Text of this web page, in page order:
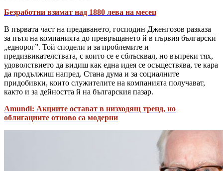
Безработни взимат над 1880 лева на месец
В първата част на предаването, господин Дженгозов разказа
за пътя на компанията до превръщането й в първия български
„еднорог”. Той сподели и за проблемите и
предизвикателствата, с които се е сблъсквал, но въпреки тях,
удоволствието да видиш как една идея се осъществява, те кара
да продължиш напред. Стана дума и за социалните
придобивки, които служителите на компанията получават,
както и за дейността й на българския пазар.
Amundi: Акциите остават в низходящ тренд, но
облигациите отново са модерни